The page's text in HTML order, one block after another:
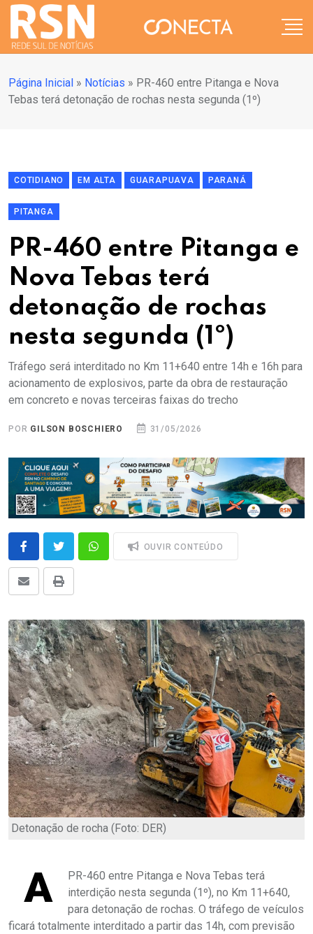
Página Inicial » Notícias » PR-460 entre Pitanga e Nova
Tebas terá detonação de rochas nesta segunda (1º)
COTIDIANO EM ALTA GUARAPUAVA PARANÁ
PITANGA
PR-460 entre Pitanga e
Nova Tebas terá
detonação de rochas
nesta segunda (1º)
Tráfego será interditado no Km 11+640 entre 14h e 16h para
acionamento de explosivos, parte da obra de restauração
em concreto e novas terceiras faixas do trecho
POR GILSON BOSCHIERO 31/05/2026
OUVIR CONTEÚDO
Detonação de rocha (Foto: DER)
A
PR-460 entre Pitanga e Nova Tebas terá
interdição nesta segunda (1º), no Km 11+640,
para detonação de rochas. O tráfego de veículos
ficará totalmente interditado a partir das 14h, com previsão